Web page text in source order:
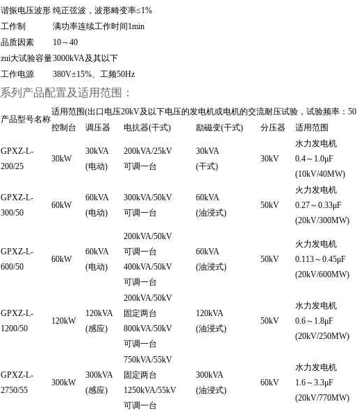
谐振电压波形 纯正弦波，波形畸变率≤1%
工作制
满功率连续工作时间1min
品质因素
10～40
zui大试验容量3000kVA及其以下
工作电源
380V±15%、工频50Hz
系列产品配置及适用范围：
产品型号名称
适用范围(出口电压20kV及以下电压的发电机或电机的交流耐压试验，试验频率：
控制台
调压器 电抗器(干式) 励磁变(干式) 分压器 适用范围
GPXZ-L-
200/25
30kW
30kVA
(电动)
200kVA/25kV
可调一台
30kVA
(干式)
30kV
水力发电机
0.4～1.0μF
(10kV/40MW)
GPXZ-L-
300/50
60kW
60kVA
(电动)
300kVA/50kV
可调一台
60kVA
(油浸式)
50kV
火力发电机
0.27～0.33μF
(20kV/300MW)
GPXZ-L-
600/50
60kW
60kVA
(电动)
200kVA/50kV
可调一台
400kVA/50kV
可调一台
60kVA
(油浸式)
50kV
火力发电机
0.113～0.45μF
(20kV/600MW)
GPXZ-L-
1200/50
120kW
120kVA
(感应)
200kVA/50kV
固定两台
800kVA/50kV
可调一台
120kVA
(油浸式)
50kV
水力发电机
0.6～1.8μF
(20kV/250MW)
GPXZ-L-
2750/55
300kW
300kVA
(感应)
750kVA/55kV
固定两台
1250kVA/55kV
可调一台
300kVA
(油浸式)
60kV
水力发电机
1.6～3.3μF
(20kV/770MW)